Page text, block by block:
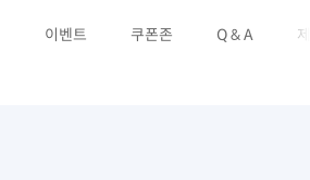
이벤트 쿠폰존 Q & A